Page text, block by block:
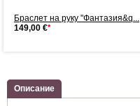
Браслет на руку "Фантазия&q...
149,00 €*
Описание